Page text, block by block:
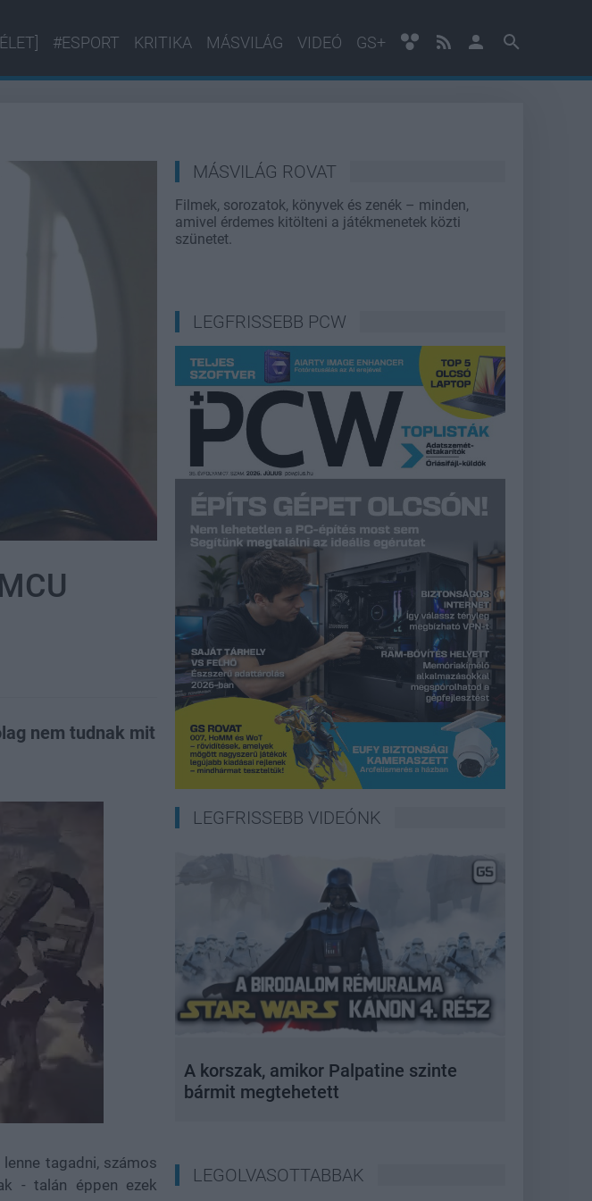
[ÉLET] #ESPORT KRITIKA MÁSVILÁG VIDEÓ GS+
nem tudnak mit
tagadni, számos
- talán éppen ezek
MÁSVILÁG ROVAT
Filmek, sorozatok, könyvek és zenék – minden,
amivel érdemes kitölteni a játékmenetek közti
szünetet.
LEGFRISSEBB PCW
LEGFRISSEBB VIDEÓNK
A korszak, amikor Palpatine szinte
bármit megtehetett
LEGOLVASOTTABBAK